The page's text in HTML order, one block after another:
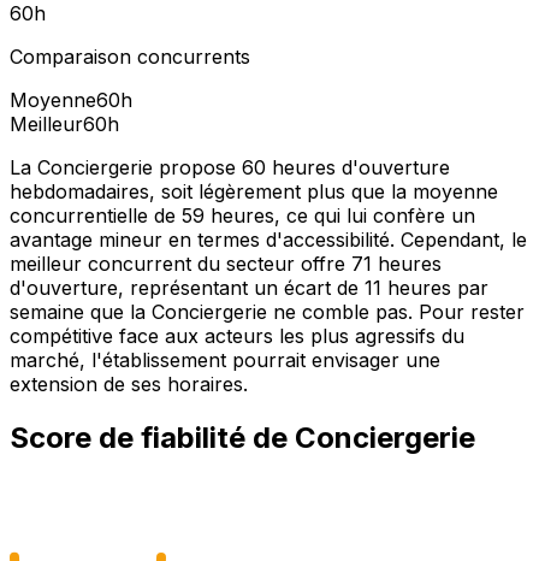
60h
Comparaison concurrents
Moyenne60h
Meilleur60h
La Conciergerie propose 60 heures d'ouverture
hebdomadaires, soit légèrement plus que la moyenne
concurrentielle de 59 heures, ce qui lui confère un
avantage mineur en termes d'accessibilité. Cependant, le
meilleur concurrent du secteur offre 71 heures
d'ouverture, représentant un écart de 11 heures par
semaine que la Conciergerie ne comble pas. Pour rester
compétitive face aux acteurs les plus agressifs du
marché, l'établissement pourrait envisager une
extension de ses horaires.
Score de fiabilité de Conciergerie